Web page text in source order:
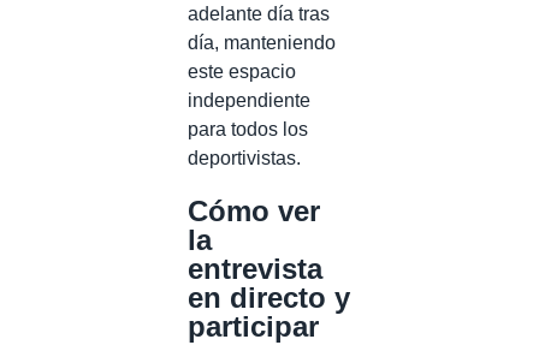
adelante día tras
día, manteniendo
este espacio
independiente
para todos los
deportivistas.
Cómo ver
la
entrevista
en directo y
participar